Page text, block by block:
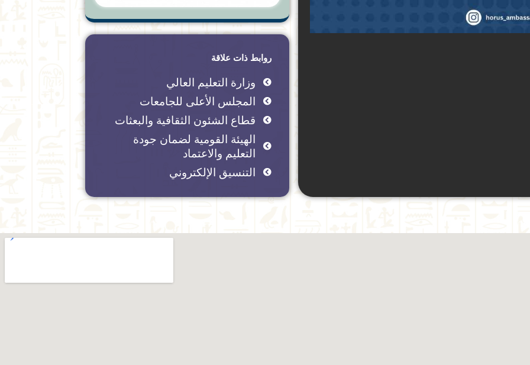
روابط ذات علاقة
وزارة التعليم العالي
المجلس الأعلى للجامعات
قطاع الشئون الثقافية والبعثات
الهيئة القومية لضمان جودة
التعليم والاعتماد
التنسيق الإلكتروني